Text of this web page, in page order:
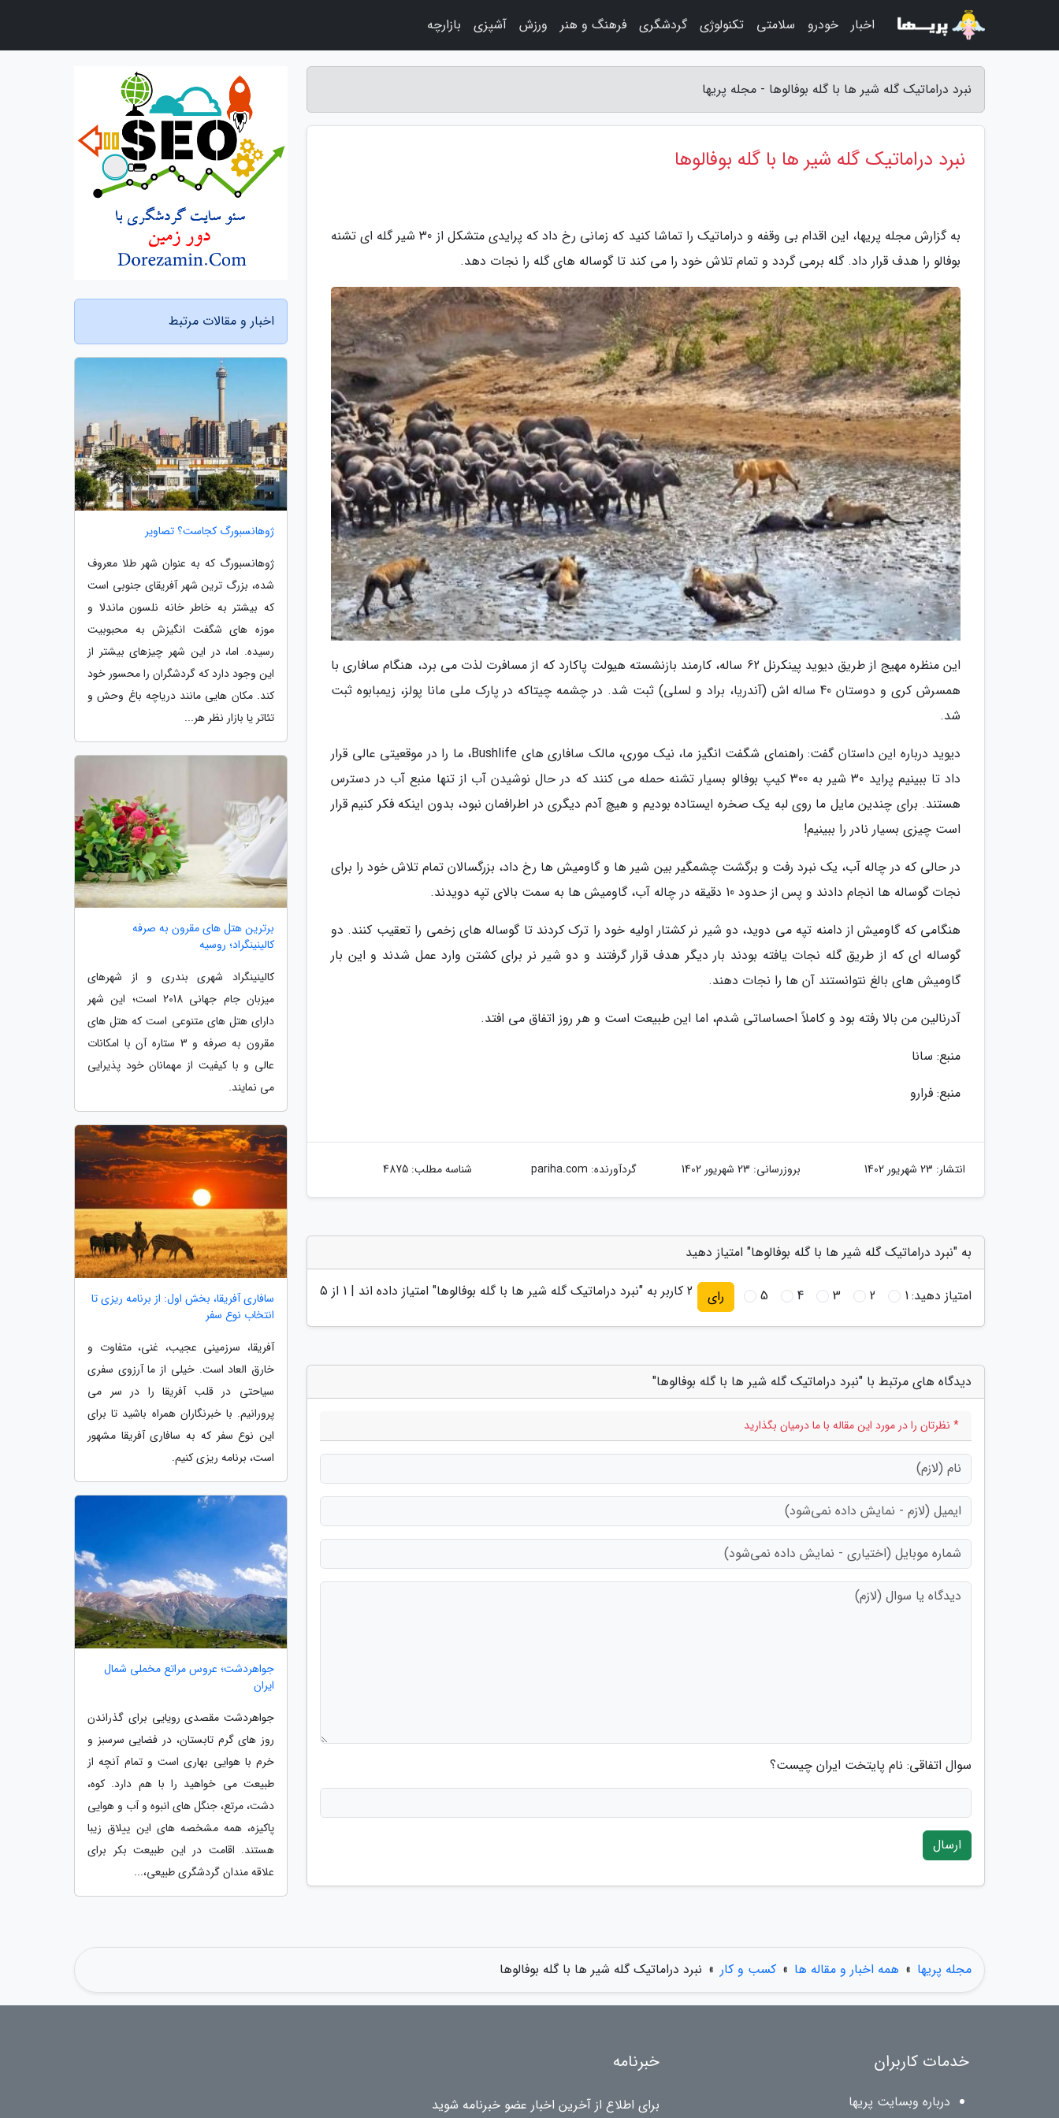
نبرد دراماتیک گله شیر ها با گله بوفالوها - مجله پریها
نبرد دراماتیک گله شیر ها با گله بوفالوها
به گزارش مجله پریها، این اقدام بی وقفه و دراماتیک را تماشا کنید که زمانی رخ داد که پرایدی متشکل از 30 شیر گله ای تشنه
بوفالو را هدف قرار داد. گله برمی گردد و تمام تلاش خود را می کند تا گوساله های گله را نجات دهد.
این منظره مهیج از طریق دیوید پینکرنل 62 ساله، کارمند بازنشسته هیولت پاکارد که از مسافرت لذت می برد، هنگام سافاری با
همسرش کری و دوستان 40 ساله اش (آندریا، براد و لسلی) ثبت شد. در چشمه چیتاکه در پارک ملی مانا پولز، زیمبابوه ثبت
شد.
دیوید درباره این داستان گفت: راهنمای شگفت انگیز ما، نیک موری، مالک سافاری های Bushlife، ما را در موقعیتی عالی قرار
داد تا ببینیم پراید 30 شیر به 300 کیپ بوفالو بسیار تشنه حمله می کنند که در حال نوشیدن آب از تنها منبع آب در دسترس
هستند. برای چندین مایل ما روی لبه یک صخره ایستاده بودیم و هیچ آدم دیگری در اطرافمان نبود، بدون اینکه فکر کنیم قرار
است چیزی بسیار نادر را ببینیم!
در حالی که در چاله آب، یک نبرد رفت و برگشت چشمگیر بین شیر ها و گاومیش ها رخ داد، بزرگسالان تمام تلاش خود را برای
نجات گوساله ها انجام دادند و پس از حدود 10 دقیقه در چاله آب، گاومیش ها به سمت بالای تپه دویدند.
هنگامی که گاومیش از دامنه تپه می دوید، دو شیر نر کشتار اولیه خود را ترک کردند تا گوساله های زخمی را تعقیب کنند. دو
گوساله ای که از طریق گله نجات یافته بودند بار دیگر هدف قرار گرفتند و دو شیر نر برای کشتن وارد عمل شدند و این بار
گاومیش های بالغ نتوانستند آن ها را نجات دهند.
آدرنالین من بالا رفته بود و کاملاً احساساتی شدم، اما این طبیعت است و هر روز اتفاق می افتد.
منبع: سانا
منبع: فرارو
انتشار: 23 شهریور 1402 بروزرسانی: 23 شهریور 1402 گردآورنده: pariha.com شناسه مطلب: 4875
به "نبرد دراماتیک گله شیر ها با گله بوفالوها" امتیاز دهید
2 کاربر به "نبرد دراماتیک گله شیر ها با گله بوفالوها" امتیاز داده اند | 1 از 5 امتیاز دهید:1
2
3
4
5 رای
دیدگاه های مرتبط با "نبرد دراماتیک گله شیر ها با گله بوفالوها"
* نظرتان را در مورد این مقاله با ما درمیان بگذارید
سوال اتفاقی: نام پایتخت ایران چیست؟
ارسال
اخبار و مقالات مرتبط
ژوهانسبورگ کجاست؟ تصاویر
ژوهانسبورگ که به عنوان شهر طلا معروف
شده، بزرگ ترین شهر آفریقای جنوبی است
که بیشتر به خاطر خانه نلسون ماندلا و
موزه های شگفت انگیزش به محبوبیت
رسیده. اما، در این شهر چیزهای بیشتر از
این وجود دارد که گردشگران را محسور خود
کند. مکان هایی مانند دریاچه باغ وحش و
تئاتر یا بازار نظر هر...
برترین هتل های مقرون به صرفه
کالینینگراد؛ روسیه
کالینینگراد شهری بندری و از شهرهای
میزبان جام جهانی 2018 است؛ این شهر
دارای هتل های متنوعی است که هتل های
مقرون به صرفه و 3 ستاره آن با امکانات
عالی و با کیفیت از مهمانان خود پذیرایی
می نمایند.
سافاری آفریقا، بخش اول: از برنامه ریزی تا
انتخاب نوع سفر
آفریقا، سرزمینی عجیب، غنی، متفاوت و
خارق العاد است. خیلی از ما آرزوی سفری
سیاحتی در قلب آفریقا را در سر می
پرورانیم. با خبرنگاران همراه باشید تا برای
این نوع سفر که به سافاری آفریقا مشهور
است، برنامه ریزی کنیم.
جواهردشت؛ عروس مراتع مخملی شمال
ایران
جواهردشت مقصدی رویایی برای گذراندن
روز های گرم تابستان، در فضایی سرسبز و
خرم با هوایی بهاری است و تمام آنچه از
طبیعت می خواهید را با هم دارد. کوه،
دشت، مرتع، جنگل های انبوه و آب و هوایی
پاکیزه، همه مشخصه های این ییلاق زیبا
هستند. اقامت در این طبیعت بکر برای
علاقه مندان گردشگری طبیعی،...
مجله پریها » همه اخبار و مقاله ها » کسب و کار » نبرد دراماتیک گله شیر ها با گله بوفالوها
اخبار خودرو سلامتی تکنولوژی گردشگری فرهنگ و هنر ورزش آشپزی بازارچه
خدمات کاربران
درباره وبسایت پریها
خبرنامه
برای اطلاع از آخرین اخبار عضو خبرنامه شوید